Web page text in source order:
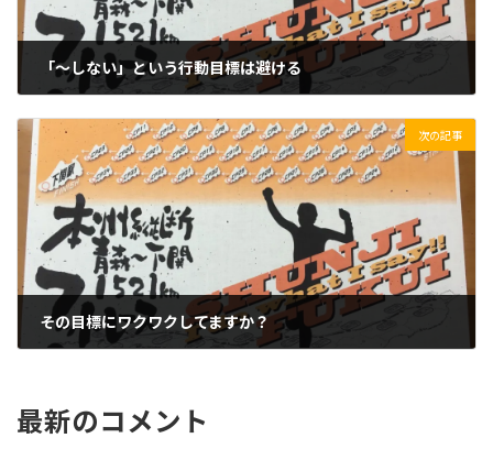
「〜しない」という行動目標は避ける
次の記事
その目標にワクワクしてますか？
最新のコメント